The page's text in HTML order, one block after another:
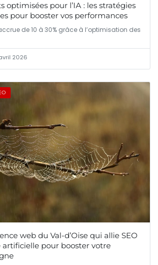
optimisées pour l’IA : les stratégies
pour booster vos performances
accrue de 10 à 30% grâce à l’optimisation des
2026
web du Val-d’Oise qui allie SEO
pour booster votre